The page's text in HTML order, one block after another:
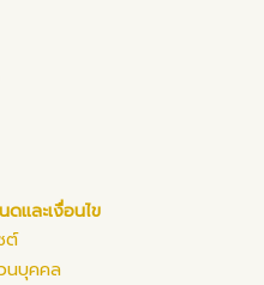
และเงื่อนไข
ต์
นบุคคล